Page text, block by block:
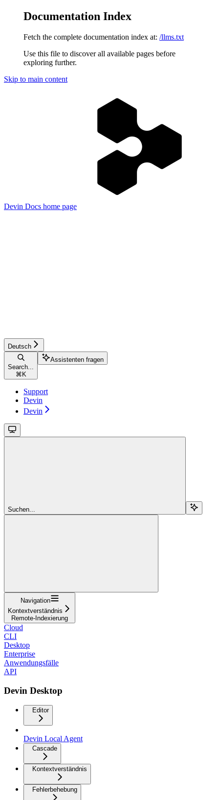
Documentation Index
Fetch the complete documentation index at: /llms.txt
Use this file to discover all available pages before
exploring further.
Skip to main content
Devin Docs home page
Deutsch
Search...
⌘ K
Assistenten fragen
Support
Devin
Devin
Suchen...
Navigation
Kontextverständnis
Remote-Indexierung
Cloud
CLI
Desktop
Enterprise
Anwendungsfälle
API
Devin Desktop
Editor
Devin Local Agent
Cascade
Kontextverständnis
Fehlerbehebung